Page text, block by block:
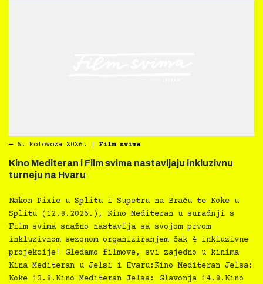
― 6. kolovoza 2026. Film svima
Kino Mediteran i Film svima nastavljaju inkluzivnu
turneju na Hvaru
Nakon Pixie u Splitu i Supetru na Braču te Koke u
Splitu (12.8.2026.), Kino Mediteran u suradnji s
Film svima snažno nastavlja sa svojom prvom
inkluzivnom sezonom organiziranjem čak 4 inkluzivne
projekcije! Gledamo filmove, svi zajedno u kinima
Kina Mediteran u Jelsi i Hvaru:Kino Mediteran Jelsa:
Koke 13.8.Kino Mediteran Jelsa: Glavonja 14.8.Kino